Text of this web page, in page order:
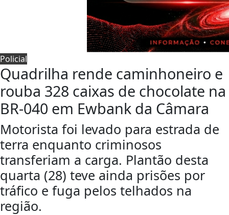
Policial
Quadrilha rende caminhoneiro e
rouba 328 caixas de chocolate na
BR-040 em Ewbank da Câmara
Motorista foi levado para estrada de
terra enquanto criminosos
transferiam a carga. Plantão desta
quarta (28) teve ainda prisões por
tráfico e fuga pelos telhados na
região.